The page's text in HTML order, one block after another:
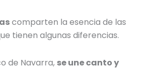
comparten la esencia de las
tienen algunas diferencias.
de Navarra, se une canto y